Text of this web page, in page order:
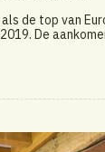
de top van
De